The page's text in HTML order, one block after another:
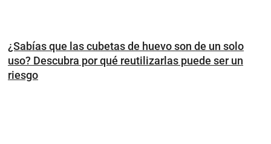
¿Sabías que las cubetas de huevo son de un solo
uso? Descubra por qué reutilizarlas puede ser un
riesgo